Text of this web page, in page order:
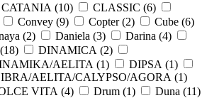
CATANIA (10) CLASSIC (6)
Convey (9) Copter (2) Cube (6)
(2) Daniela (3) Darina (4)
18) DINAMICA (2)
AELITA (1) DIPSA (1)
AELITA/CALYPSO/AGORA (1)
VITA (4) Drum (1) Duna (11)